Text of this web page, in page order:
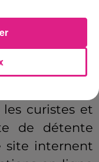
un risque
piscines
curistes et
de détente
site internent